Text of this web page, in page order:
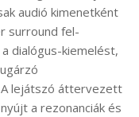
audió kimenetként
surround fel-
dialógus-kiemelést,
lejátszó áttervezett
a rezonanciák és